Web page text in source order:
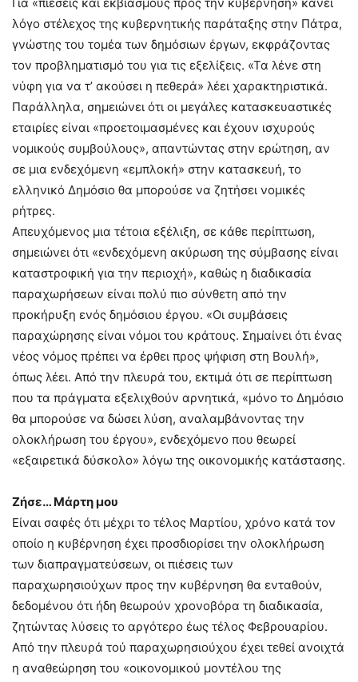
λόγο στέλεχος της κυβερνητικής παράταξης στην Πάτρα,
γνώστης του τομέα των δημόσιων έργων, εκφράζοντας
τον προβληματισμό του για τις εξελίξεις. «Τα λένε στη
νύφη για να τ’ ακούσει η πεθερά» λέει χαρακτηριστικά.
Παράλληλα, σημειώνει ότι οι μεγάλες κατασκευαστικές
εταιρίες είναι «προετοιμασμένες και έχουν ισχυρούς
νομικούς συμβούλους», απαντώντας στην ερώτηση, αν
σε μια ενδεχόμενη «εμπλοκή» στην κατασκευή, το
ελληνικό Δημόσιο θα μπορούσε να ζητήσει νομικές
ρήτρες.
Απευχόμενος μια τέτοια εξέλιξη, σε κάθε περίπτωση,
σημειώνει ότι «ενδεχόμενη ακύρωση της σύμβασης είναι
καταστροφική για την περιοχή», καθώς η διαδικασία
παραχωρήσεων είναι πολύ πιο σύνθετη από την
προκήρυξη ενός δημόσιου έργου. «Οι συμβάσεις
παραχώρησης είναι νόμοι του κράτους. Σημαίνει ότι ένας
νέος νόμος πρέπει να έρθει προς ψήφιση στη Βουλή»,
όπως λέει. Από την πλευρά του, εκτιμά ότι σε περίπτωση
που τα πράγματα εξελιχθούν αρνητικά, «μόνο το Δημόσιο
θα μπορούσε να δώσει λύση, αναλαμβάνοντας την
ολοκλήρωση του έργου», ενδεχόμενο που θεωρεί
«εξαιρετικά δύσκολο» λόγω της οικονομικής κατάστασης.
Ζήσε… Μάρτη μου
Είναι σαφές ότι μέχρι το τέλος Μαρτίου, χρόνο κατά τον
οποίο η κυβέρνηση έχει προσδιορίσει την ολοκλήρωση
των διαπραγματεύσεων, οι πιέσεις των
παραχωρησιούχων προς την κυβέρνηση θα ενταθούν,
δεδομένου ότι ήδη θεωρούν χρονοβόρα τη διαδικασία,
ζητώντας λύσεις το αργότερο έως τέλος Φεβρουαρίου.
Από την πλευρά τού παραχωρησιούχου έχει τεθεί ανοιχτά
η αναθεώρηση του «οικονομικού μοντέλου της